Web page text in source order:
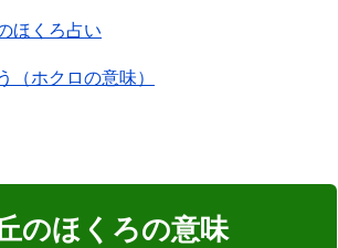
ほくろ占い
（ホクロの意味）
のほくろの意味